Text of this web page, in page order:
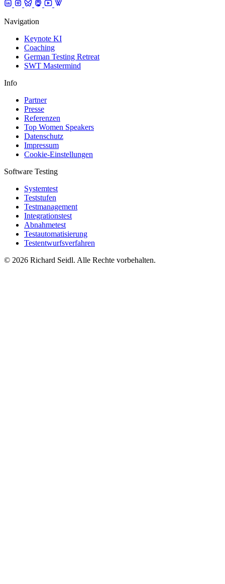
Navigation
Keynote KI
Coaching
German Testing Retreat
SWT Mastermind
Info
Partner
Presse
Referenzen
Top Women Speakers
Datenschutz
Impressum
Cookie-Einstellungen
Software Testing
Systemtest
Teststufen
Testmanagement
Integrationstest
Abnahmetest
Testautomatisierung
Testentwurfsverfahren
© 2026 Richard Seidl. Alle Rechte vorbehalten.